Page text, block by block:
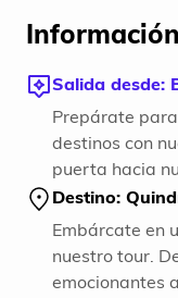
Salida desde:
Prepárate
destinos con
puerta hacia
Destino:
Embárcate en
nuestro tour.
emocionantes